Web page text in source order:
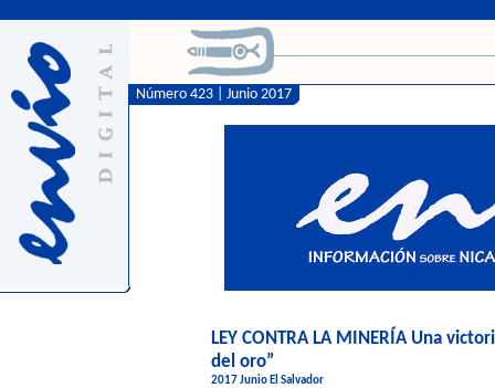
Número 423 | Junio 2017
LEY CONTRA LA MINERÍA Una
del oro”
2017 Junio El Salvador